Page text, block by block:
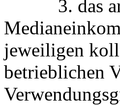
3. das
jeweiligen
betrieblichen